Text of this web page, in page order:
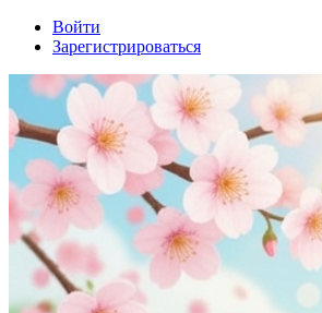
Войти
Зарегистрироваться